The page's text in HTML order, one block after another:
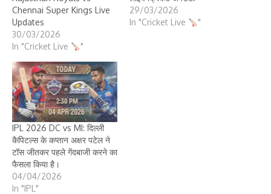
Chennai Super Kings Live
Updates
30/03/2026
In "Cricket Live
"
29/03/2026
In "Cricket Live
"
IPL 2026 DC vs MI: दिल्ली
कैपिटल्स के कप्तान अक्षर पटेल ने
टॉस जीतकर पहले गेंदबाजी करने का
फैसला किया है।
04/04/2026
In "IPL"